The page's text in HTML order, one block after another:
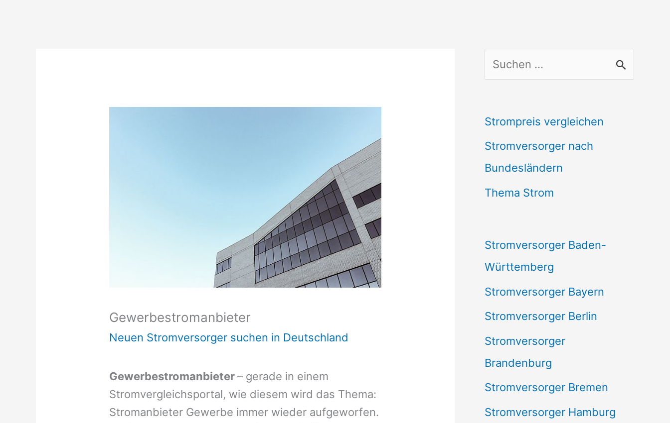
Gewerbestromanbieter
Neuen Stromversorger suchen in Deutschland
Gewerbestromanbieter– gerade in einem
Stromvergleichsportal, wie diesem wird das Thema:
Stromanbieter Gewerbe immer wieder aufgeworfen.
u
h
e
n
n
Strompreis vergleichen
Stromversorger nach
Bundesländern
Thema Strom
Stromversorger Baden-
Württemberg
Stromversorger Bayern
Stromversorger Berlin
Stromversorger
Brandenburg
Stromversorger Bremen
Stromversorger Hamburg